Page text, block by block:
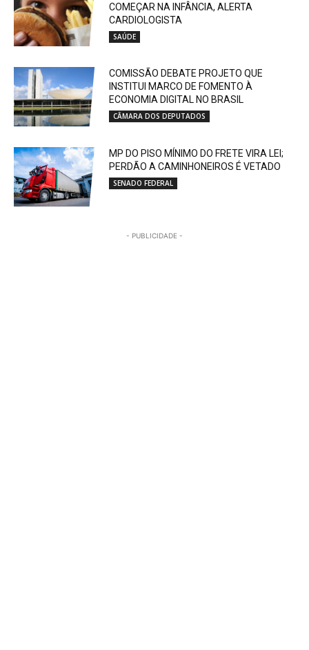
COMEÇAR NA INFÂNCIA, ALERTA
CARDIOLOGISTA
SAÚDE
COMISSÃO DEBATE PROJETO QUE
INSTITUI MARCO DE FOMENTO À
ECONOMIA DIGITAL NO BRASIL
CÂMARA DOS DEPUTADOS
MP DO PISO MÍNIMO DO FRETE VIRA LEI;
PERDÃO A CAMINHONEIROS É VETADO
SENADO FEDERAL
- PUBLICIDADE -